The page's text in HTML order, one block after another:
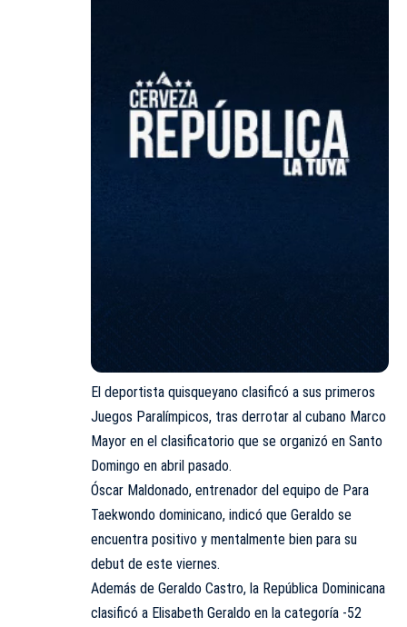
El deportista quisqueyano clasificó a sus primeros
Juegos Paralímpicos, tras derrotar al cubano Marco
Mayor en el clasificatorio que se organizó en Santo
Domingo en abril pasado.
Óscar Maldonado, entrenador del equipo de Para
Taekwondo dominicano, indicó que Geraldo se
encuentra positivo y mentalmente bien para su
debut de este viernes.
Además de Geraldo Castro, la República Dominicana
clasificó a Elisabeth Geraldo en la categoría -52